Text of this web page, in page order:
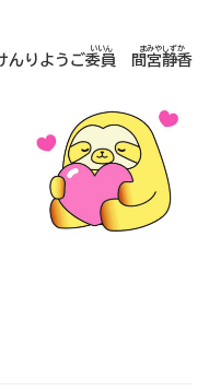
んりようご委員
いいん
間宮静香
まみやしずか